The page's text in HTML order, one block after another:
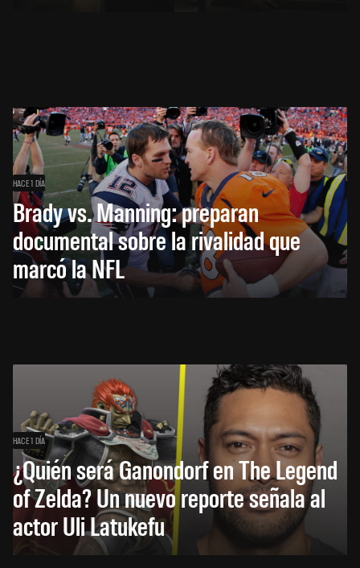
HACE 1 DÍA
Brady vs. Manning: preparan
documental sobre la rivalidad que
marcó la NFL
HACE 1 DÍA
¿Quién será Ganondorf en The Legend
of Zelda? Un nuevo reporte señala al
actor Uli Latukefu